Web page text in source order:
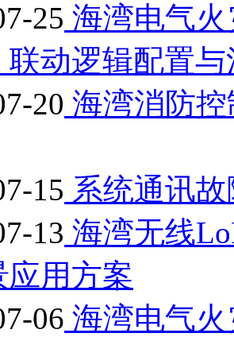
25 海湾电气
联动逻辑配置
20 海湾消防
15 系统通讯
13 海湾无线
应用方案
06 海湾电气